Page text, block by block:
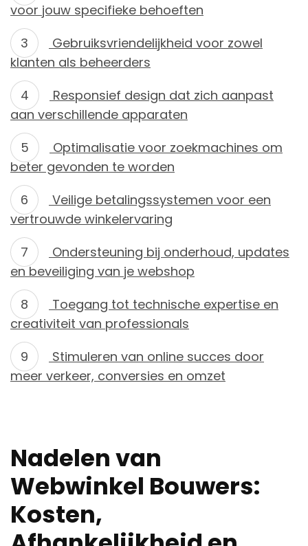
voor jouw specifieke behoeften
Gebruiksvriendelijkheid voor zowel
klanten als beheerders
Responsief design dat zich aanpast
aan verschillende apparaten
Optimalisatie voor zoekmachines om
beter gevonden te worden
Veilige betalingssystemen voor een
vertrouwde winkelervaring
Ondersteuning bij onderhoud, updates
en beveiliging van je webshop
Toegang tot technische expertise en
creativiteit van professionals
Stimuleren van online succes door
meer verkeer, conversies en omzet
Nadelen van
Webwinkel Bouwers:
Kosten,